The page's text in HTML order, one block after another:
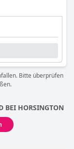
Bitte überprüfen
BEI HORSINGTON